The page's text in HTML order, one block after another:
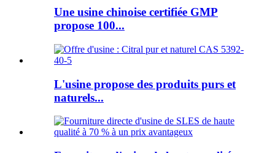
Une usine chinoise certifiée GMP
propose 100...
L'usine propose des produits purs et
naturels...